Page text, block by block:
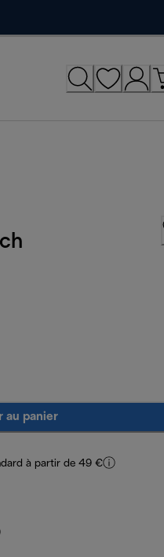
au panier
à partir de 49 €